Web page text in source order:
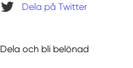
Dela på Twitter
Dela och bli belönad